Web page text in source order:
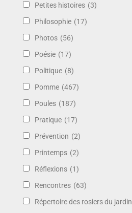
Petites histoires (3)
Philosophie (17)
Photos (56)
Poésie (17)
Politique (8)
Pomme (467)
Poules (187)
Pratique (17)
Prévention (2)
Printemps (2)
Réflexions (1)
Rencontres (63)
Répertoire des rosiers du jardin